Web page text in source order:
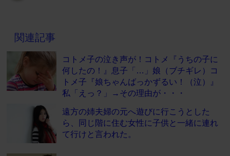
関連記事
コトメ子の泣き声が！コトメ『うちの子に
何したの！』息子「…」娘（ブチギレ）コ
トメ子『娘ちゃんばっかずるい！（泣）』
私「えっ？」→その理由が・・・
遠方の姉夫婦の元へ遊びに行こうとした
ら、同じ階に住む女性に子供と一緒に連れ
て行けと言われた。